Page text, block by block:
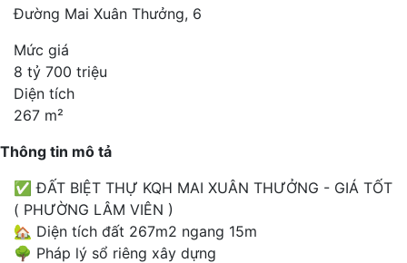
Đường Mai Xuân Thưởng, 6
Mức giá
8 tỷ 700 triệu
Diện tích
267 m²
Thông tin mô tả
✅ ĐẤT BIỆT THỰ KQH MAI XUÂN THƯỞNG - GIÁ TỐT
( PHƯỜNG LÂM VIÊN )
🏡 Diện tích đất 267m2 ngang 15m
🌳 Pháp lý sổ riêng xây dựng